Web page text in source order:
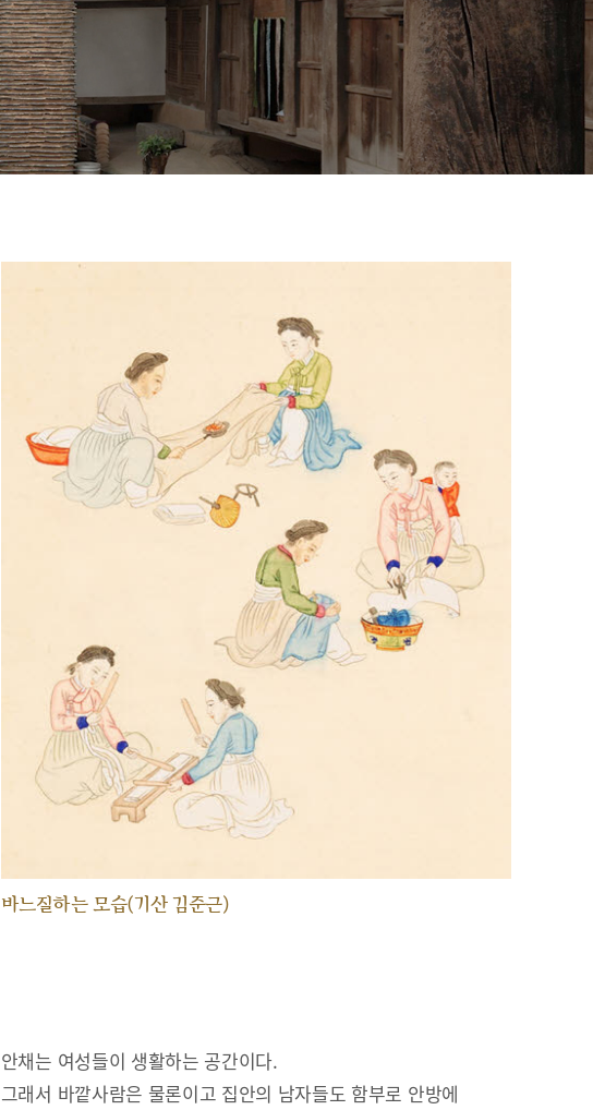
바느질하는 모습(기산 김준근)
안채는 여성들이 생활하는 공간이다.
그래서 바깥사람은 물론이고 집안의 남자들도 함부로 안방에